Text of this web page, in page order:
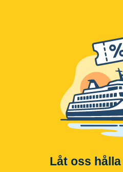
Låt oss